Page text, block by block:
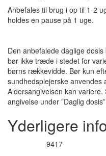
Anbefales til brug i op til 1-2
holdes en pause på 1 uge.
Den anbefalede daglige
bør ikke træde i stedet for
børns rækkevidde. Bør kun
sundhedsplejerske anvendes
Aldersangivelsen kan
angivelse under ”Daglig
Yderligere
9417